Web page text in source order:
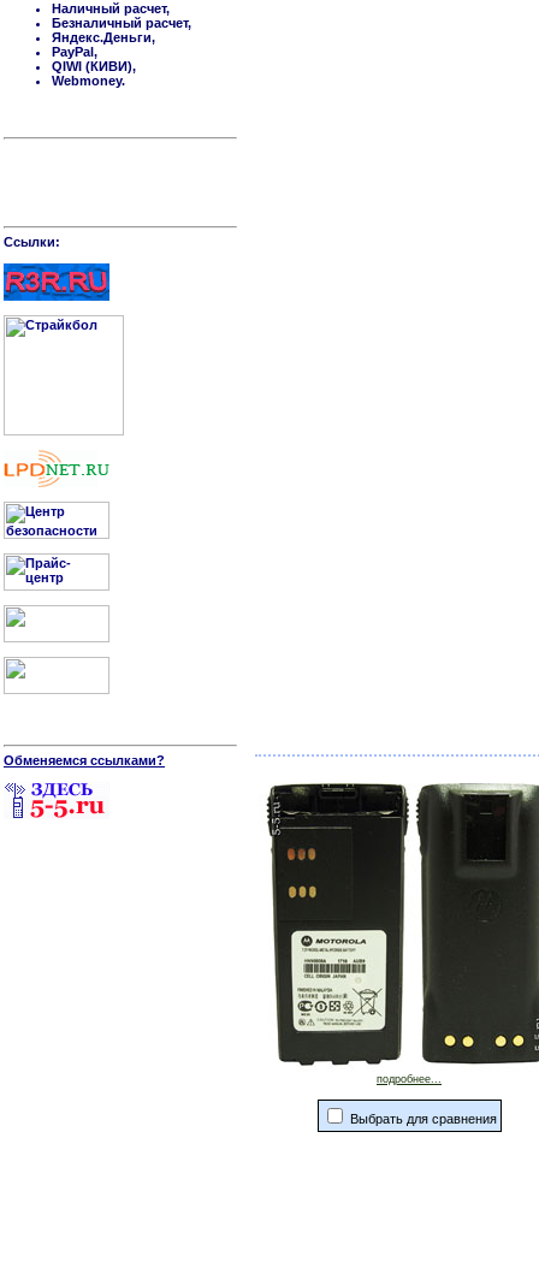
Наличный расчет,
Безналичный расчет,
Яндекс.Деньги,
PayPal,
QIWI (КИВИ),
Webmoney.
Cсылки:
Обменяемся ссылками?
подробнее...
Выбрать для сравнения